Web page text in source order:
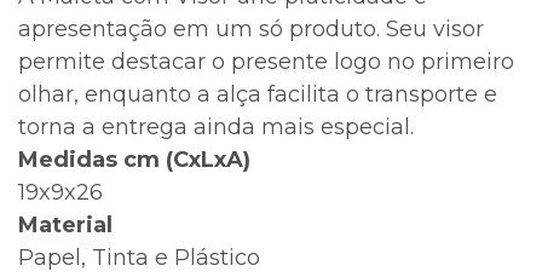
apresentação em um só produto. Seu visor
permite destacar o presente logo no primeiro
olhar, enquanto a alça facilita o transporte e
torna a entrega ainda mais especial.
Medidas cm (CxLxA)
19x9x26
Material
Papel, Tinta e Plástico